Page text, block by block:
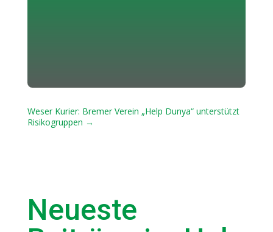
Weser Kurier: Bremer Verein „Help Dunya“ unterstützt
Risikogruppen →
Neueste